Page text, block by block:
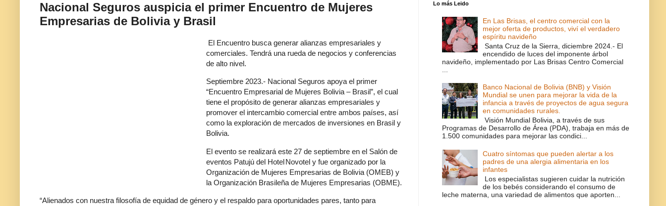
Nacional Seguros auspicia el primer Encuentro de Mujeres
Empresarias de Bolivia y Brasil
El Encuentro busca generar alianzas empresariales y
comerciales. Tendrá una rueda de negocios y conferencias
de alto nivel.
Septiembre 2023.- Nacional Seguros apoya el primer
“Encuentro Empresarial de Mujeres Bolivia – Brasil”, el cual
tiene el propósito de generar alianzas empresariales y
promover el intercambio comercial entre ambos países, así
como la exploración de mercados de inversiones en Brasil y
Bolivia.
El evento se realizará este 27 de septiembre en el Salón de
eventos Patujú del HotelNovotel y fue organizado por la
Organización de Mujeres Empresarias de Bolivia (OMEB) y
la Organización Brasileña de Mujeres Empresarias (OBME).
“Alienados con nuestra filosofía de equidad de género y el respaldo para oportunidades pares, tanto para
Lo más Leido
En Las Brisas, el centro comercial con la
mejor oferta de productos, viví el verdadero
espíritu navideño
Santa Cruz de la Sierra, diciembre 2024.- El
encendido de luces del imponente árbol
navideño, implementado por Las Brisas Centro Comercial
Banco Nacional de Bolivia (BNB) y Visión
Mundial se unen para mejorar la vida de la
infancia a través de proyectos de agua segura
en comunidades rurales.
Visión Mundial Bolivia, a través de sus
Programas de Desarrollo de Área (PDA), trabaja en más de
1.500 comunidades para mejorar las condici...
Cuatro síntomas que pueden alertar a los
padres de una alergia alimentaria en los
infantes
Los especialistas sugieren cuidar la nutrición
de los bebés considerando el consumo de
leche materna, una variedad de alimentos que aporten...